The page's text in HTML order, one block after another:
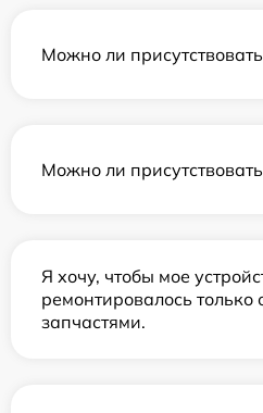
Можно ли
Можно ли
Я хочу, чтобы мое
ремонтировалось
запчастями.